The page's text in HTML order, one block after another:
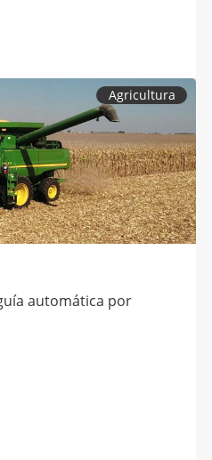
Agricultura
automática por